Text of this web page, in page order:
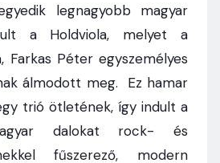
legnagyobb magyar
a Holdviola, melyet a
Farkas Péter egyszemélyes
álmodott meg. Ez hamar
trió ötletének, így indult a
dalokat rock- és
fűszerező, modern